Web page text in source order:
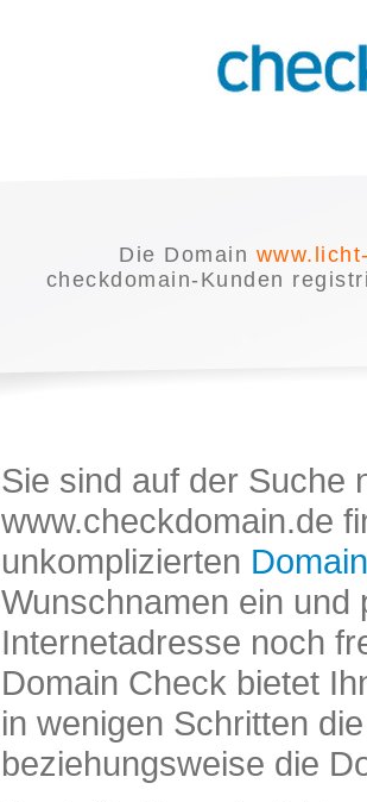
Die Domain
checkdomain-Kunden
Sie sind auf der Suche
www.checkdomain.de
unkomplizierten
Wunschnamen ein und
Internetadresse noch
Domain Check bietet
in wenigen Schritten
beziehungsweise die